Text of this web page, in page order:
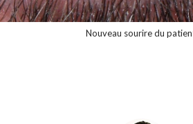
Nouveau sourire du